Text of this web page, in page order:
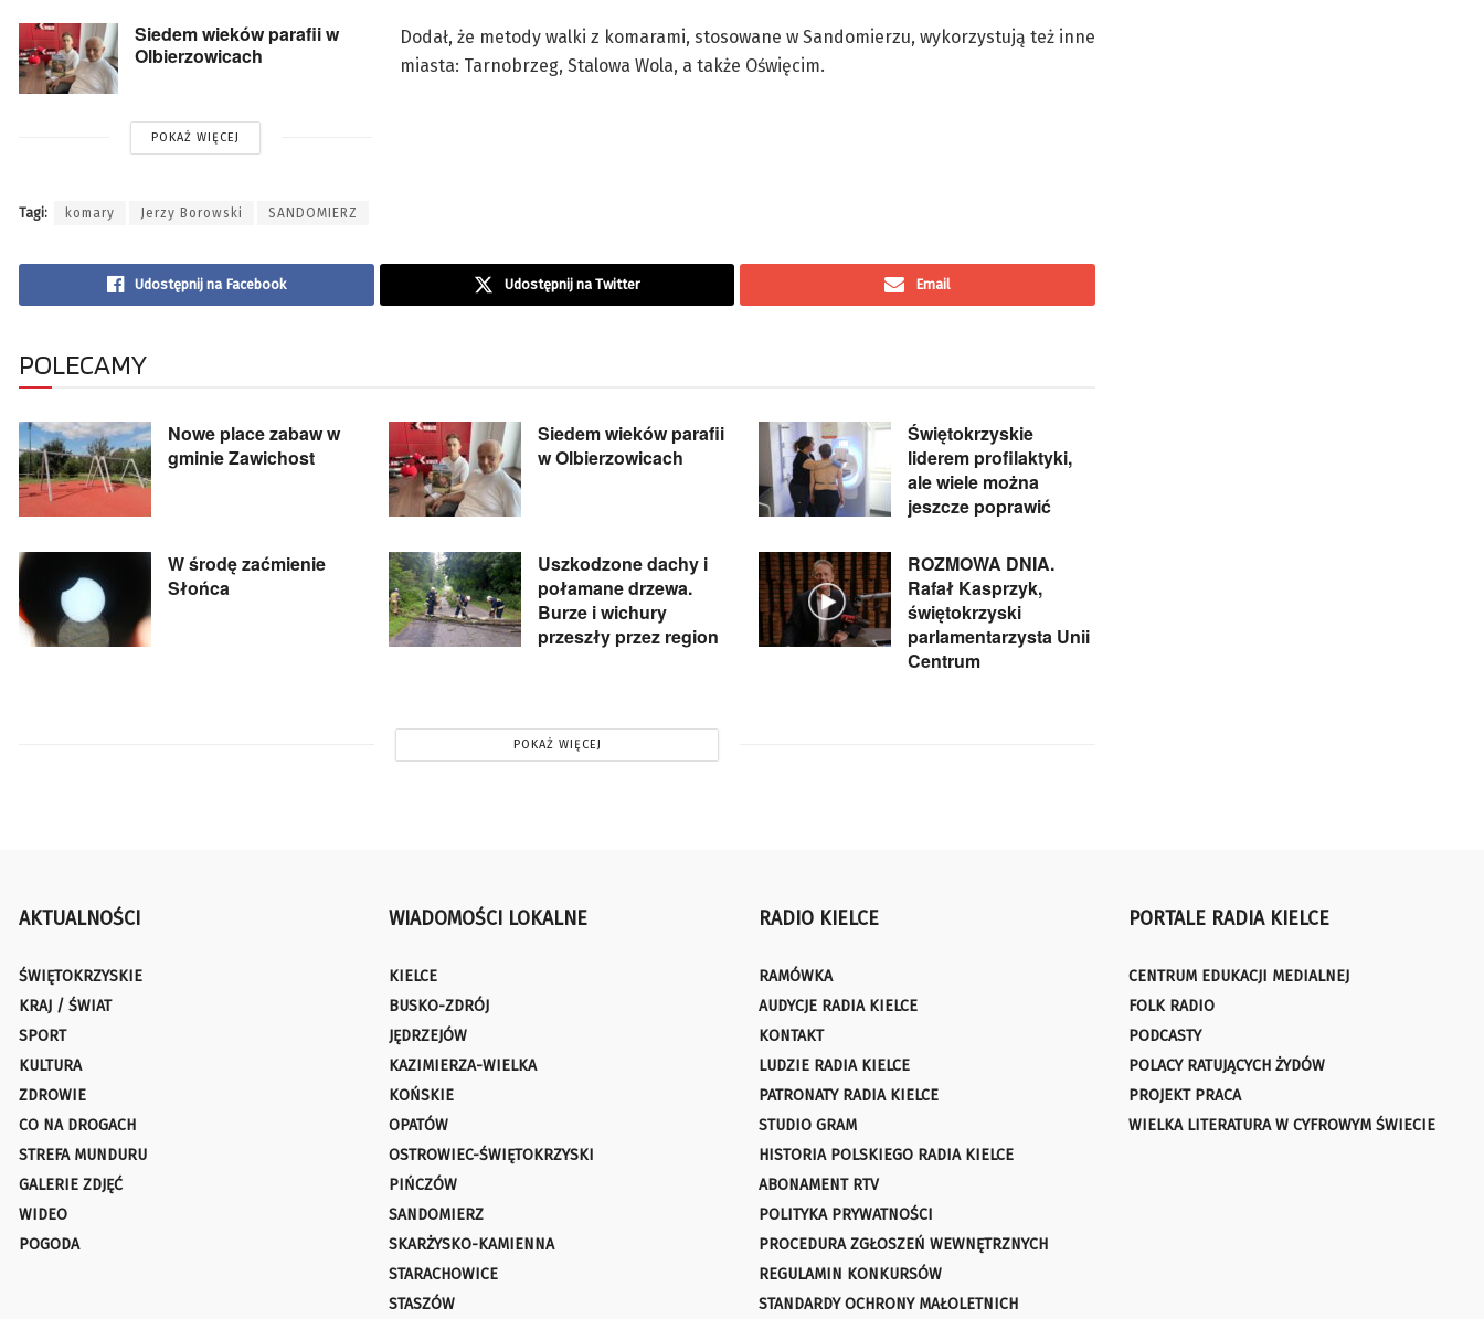
Siedem wieków parafii w
Olbierzowicach
POKAŻ WIĘCEJ
Dodał, że metody walki z komarami, stosowane w Sandomierzu, wykorzystują też inne
miasta: Tarnobrzeg, Stalowa Wola, a także Oświęcim.
Tagi: komary Jerzy Borowski SANDOMIERZ
Udostępnij na Facebook Udostępnij na Twitter Email
POLECAMY
Nowe place zabaw w
gminie Zawichost
Siedem wieków parafii
w Olbierzowicach
Świętokrzyskie
liderem profilaktyki,
ale wiele można
jeszcze poprawić
W środę zaćmienie
Słońca
Uszkodzone dachy i
połamane drzewa.
Burze i wichury
przeszły przez region
ROZMOWA DNIA.
Rafał Kasprzyk,
świętokrzyski
parlamentarzysta Unii
Centrum
POKAŻ WIĘCEJ
AKTUALNOŚCI
ŚWIĘTOKRZYSKIE
KRAJ / ŚWIAT
SPORT
KULTURA
ZDROWIE
CO NA DROGACH
STREFA MUNDURU
GALERIE ZDJĘĆ
WIDEO
POGODA
WIADOMOŚCI LOKALNE
KIELCE
BUSKO-ZDRÓJ
JĘDRZEJÓW
KAZIMIERZA-WIELKA
KOŃSKIE
OPATÓW
OSTROWIEC-ŚWIĘTOKRZYSKI
PIŃCZÓW
SANDOMIERZ
SKARŻYSKO-KAMIENNA
STARACHOWICE
STASZÓW
RADIO KIELCE
RAMÓWKA
AUDYCJE RADIA KIELCE
KONTAKT
LUDZIE RADIA KIELCE
PATRONATY RADIA KIELCE
STUDIO GRAM
HISTORIA POLSKIEGO RADIA KIELCE
ABONAMENT RTV
POLITYKA PRYWATNOŚCI
PROCEDURA ZGŁOSZEŃ WEWNĘTRZNYCH
REGULAMIN KONKURSÓW
STANDARDY OCHRONY MAŁOLETNICH
PORTALE RADIA KIELCE
CENTRUM EDUKACJI MEDIALNEJ
FOLK RADIO
PODCASTY
POLACY RATUJĄCYCH ŻYDÓW
PROJEKT PRACA
WIELKA LITERATURA W CYFROWYM ŚWIECIE